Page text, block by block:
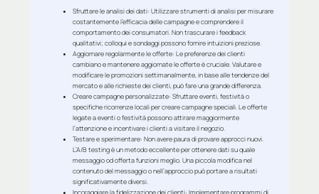
Sfruttare le analisi dei dati: Utilizzare strumenti di analisi per misurare
costantemente l’efficacia delle campagne e comprendere il
comportamento dei consumatori. Non trascurare i feedback
qualitativi; colloqui e sondaggi possono fornire intuizioni preziose.
Aggiornare regolarmente le offerte: Le preferenze dei clienti
cambiano e mantenere aggiornate le offerte è cruciale. Valutare e
modificare le promozioni settimanalmente, in base alle tendenze del
mercato e alle richieste dei clienti, può fare una grande differenza.
Creare campagne personalizzate: Sfruttare eventi, festività o
specifiche ricorrenze locali per creare campagne speciali. Le offerte
legate a eventi o festività possono attirare maggiormente
l’attenzione e incentivare i clienti a visitare il negozio.
Testare e sperimentare: Non avere paura di provare approcci nuovi.
L’A/B testing è un metodo eccellente per ottenere dati su quale
messaggio od offerta funzioni meglio. Una piccola modifica nel
contenuto del messaggio o nell’approccio può portare a risultati
significativamente diversi.